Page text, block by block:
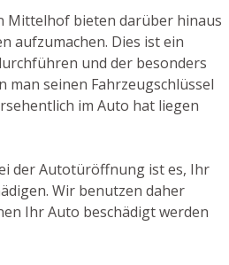
Mittelhof bieten darüber hinaus
aufzumachen. Dies ist ein
und der besonders
man seinen Fahrzeugschlüssel
im Auto hat liegen
der Autotüröffnung ist es, Ihr
Wir benutzen daher
Ihr Auto beschädigt werden